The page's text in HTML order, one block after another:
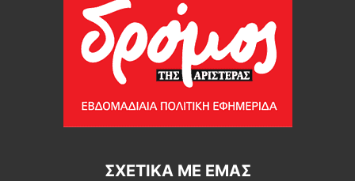
ΣΧΕΤΙΚΆ ΜΕ ΕΜΆΣ